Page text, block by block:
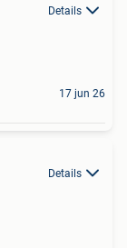
Details
17 jun 26
Details